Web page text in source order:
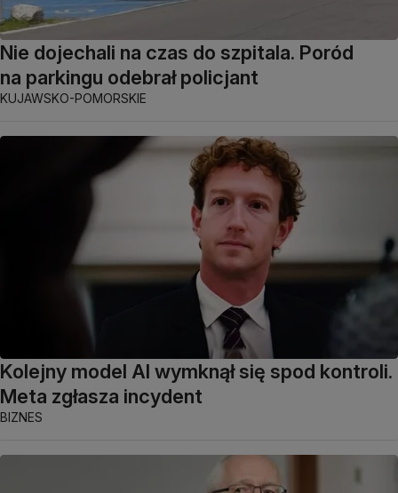
Nie dojechali na czas do szpitala. Poród
na parkingu odebrał policjant
KUJAWSKO-POMORSKIE
Kolejny model AI wymknął się spod kontroli.
Meta zgłasza incydent
BIZNES